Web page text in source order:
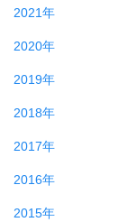
2021年
2020年
2019年
2018年
2017年
2016年
2015年